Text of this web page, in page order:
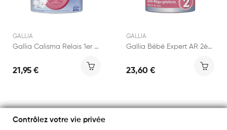
GALLIA
Gallia Calisma Relais 1er âge 800g
21,95 €
GALLIA
Gallia Bébé Expert AR 2ème âge 800g
23,60 €
Contrôlez votre vie privée